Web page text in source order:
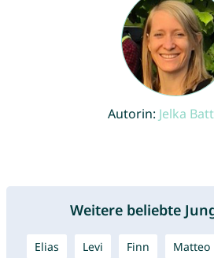
Autorin: Jelka
Weitere beliebte
Elias Levi Finn Matteo